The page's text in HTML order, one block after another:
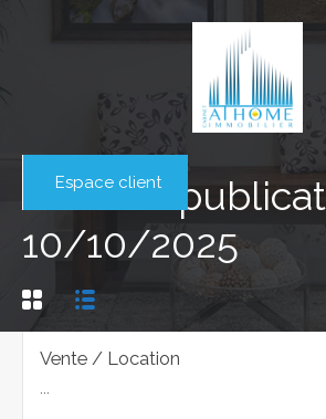
Espace client
Date de
10/10/2025
Vente / Location
...